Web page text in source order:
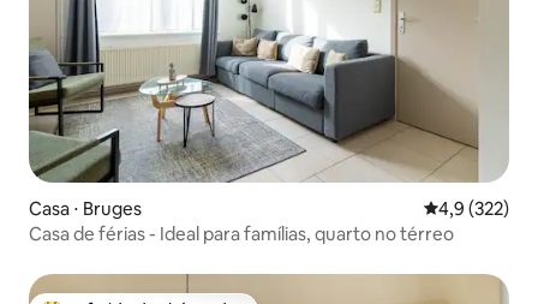
Casa ⋅ Bruges 4,9 de uma
4,9 (322)
Casa de férias - Ideal para famílias, quarto no térreo